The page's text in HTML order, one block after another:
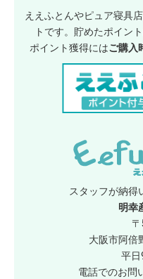
ええふとんやピュア寝具
トです。貯めたポイン
ポイント獲得にはご購入
スタッフが納得
明幸
大阪市阿倍
平日
電話でのお問